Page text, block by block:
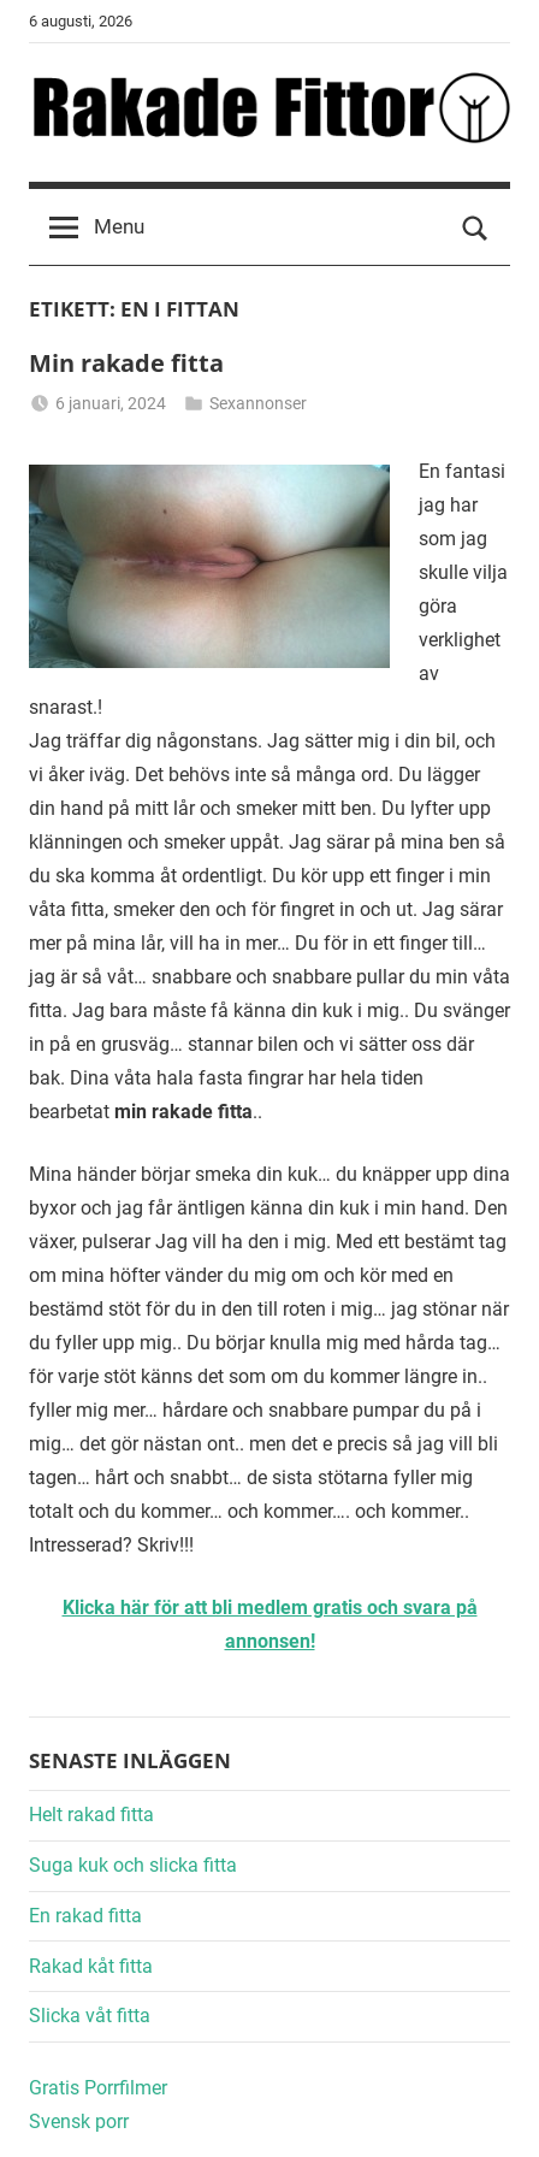
Skip
content
6 augusti, 2026
Rakade
Fittor
Menu
ETIKETT: EN I FITTAN
Min rakade fitta
6 januari, 2024
Sexannonser
En fantasi
jag har
som jag
skulle vilja
göra
verklighet
av
snarast.!
Jag träffar dig någonstans. Jag sätter mig i din bil, och
vi åker iväg. Det behövs inte så många ord. Du lägger
din hand på mitt lår och smeker mitt ben. Du lyfter upp
klänningen och smeker uppåt. Jag särar på mina ben så
du ska komma åt ordentligt. Du kör upp ett finger i min
våta fitta, smeker den och för fingret in och ut. Jag särar
mer på mina lår, vill ha in mer… Du för in ett finger till…
jag är så våt… snabbare och snabbare pullar du min våta
fitta. Jag bara måste få känna din kuk i mig.. Du svänger
in på en grusväg… stannar bilen och vi sätter oss där
bak. Dina våta hala fasta fingrar har hela tiden
bearbetat min rakade fitta..
Mina händer börjar smeka din kuk… du knäpper upp dina
byxor och jag får äntligen känna din kuk i min hand. Den
växer, pulserar Jag vill ha den i mig. Med ett bestämt tag
om mina höfter vänder du mig om och kör med en
bestämd stöt för du in den till roten i mig… jag stönar när
du fyller upp mig.. Du börjar knulla mig med hårda tag…
för varje stöt känns det som om du kommer längre in..
fyller mig mer… hårdare och snabbare pumpar du på i
mig… det gör nästan ont.. men det e precis så jag vill bli
tagen… hårt och snabbt… de sista stötarna fyller mig
totalt och du kommer… och kommer…. och kommer..
Intresserad? Skriv!!!
Klicka här för att bli medlem gratis och svara på
annonsen!
SENASTE INLÄGGEN
Helt rakad fitta
Suga kuk och slicka fitta
En rakad fitta
Rakad kåt fitta
Slicka våt fitta
Gratis Porrfilmer
Svensk porr